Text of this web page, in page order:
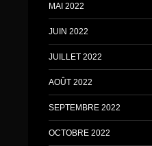
MAI 2022
JUIN 2022
JUILLET 2022
AOÛT 2022
SEPTEMBRE 2022
OCTOBRE 2022